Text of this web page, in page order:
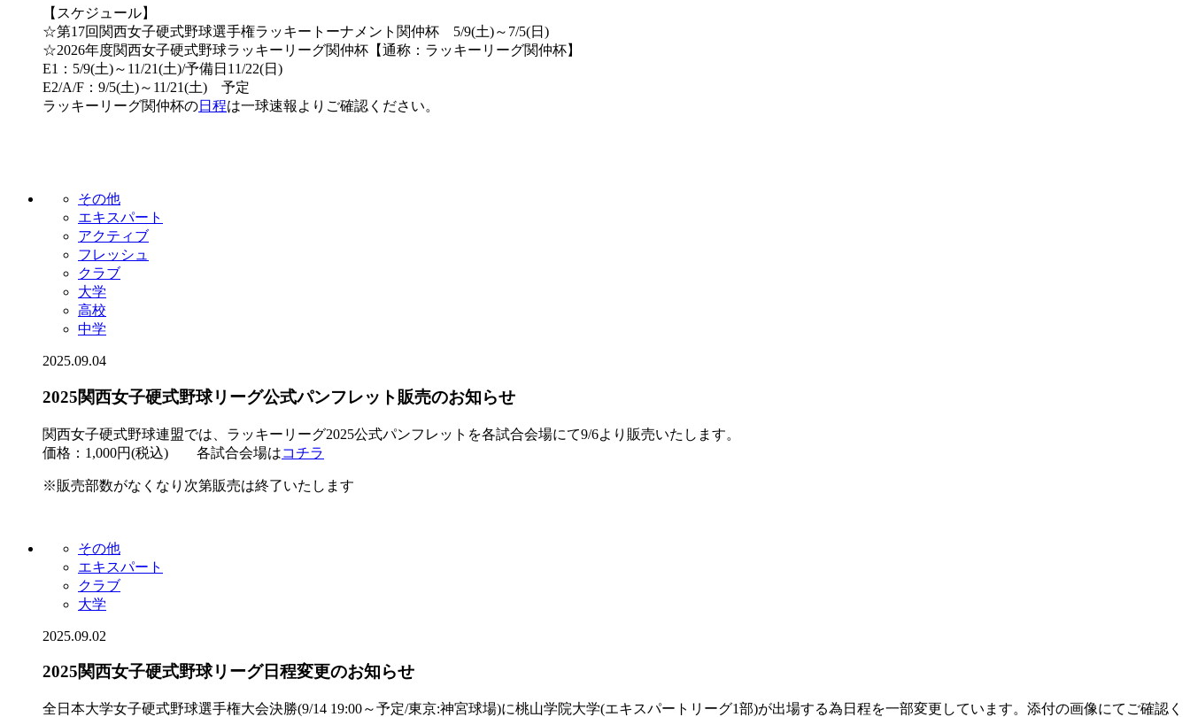
【スケジュール】
☆第17回関西女子硬式野球選手権ラッキートーナメント関仲杯 5/9(土)～7/5(日)
☆2026年度関西女子硬式野球ラッキーリーグ関仲杯【通称：ラッキーリーグ関仲杯】
E1：5/9(土)～11/21(土)/予備日11/22(日)
E2/A/F：9/5(土)～11/21(土) 予定
ラッキーリーグ関仲杯の日程は一球速報よりご確認ください。
その他
エキスパート
アクティブ
フレッシュ
クラブ
大学
高校
中学
2025.09.04
2025関西女子硬式野球リーグ公式パンフレット販売のお知らせ
関西女子硬式野球連盟では、ラッキーリーグ2025公式パンフレットを各試合会場にて9/6より販売いたします。
価格：1,000円(税込) 各試合会場はコチラ
※販売部数がなくなり次第販売は終了いたします
その他
エキスパート
クラブ
大学
2025.09.02
2025関西女子硬式野球リーグ日程変更のお知らせ
全日本大学女子硬式野球選手権大会決勝(9/14 19:00～予定/東京:神宮球場)に桃山学院大学(エキスパートリーグ1部)が出場する為日程を一部変更しています。添付の画像にてご確認く